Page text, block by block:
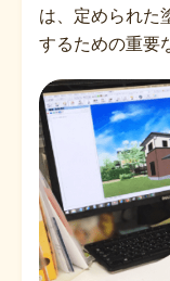
は、定められた
するための重要